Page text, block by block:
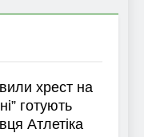
хрест на
готують
Атлетіка